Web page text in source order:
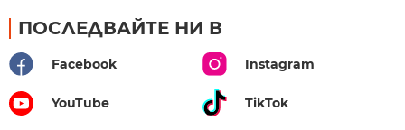
ПОСЛЕДВАЙТЕ НИ В
Facebook Instagram
YouTube TikTok